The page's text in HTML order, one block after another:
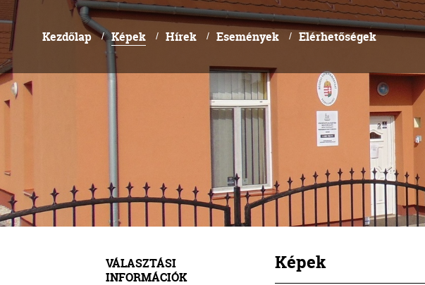
Kezdőlap / Képek / Hírek / Események / Elérhetőségek
VÁLASZTÁSI
INFORMÁCIÓK
Képek